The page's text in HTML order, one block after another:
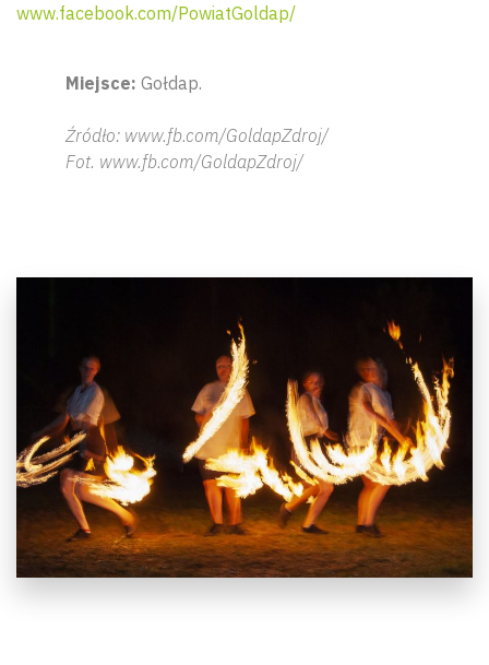
www.facebook.com/PowiatGoldap/
Miejsce: Gołdap.
Źródło: www.fb.com/GoldapZdroj/
Fot. www.fb.com/GoldapZdroj/